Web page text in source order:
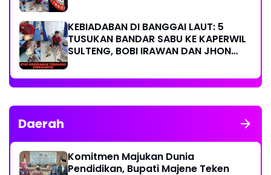
KEBIADABAN DI BANGGAI LAUT: 5
TUSUKAN BANDAR SABU KE KAPERWIL
SULTENG, BOBI IRAWAN DAN JHON
KERAS KINERJA POLRI!
Daerah
Komitmen Majukan Dunia
Pendidikan, Bupati Majene Teken